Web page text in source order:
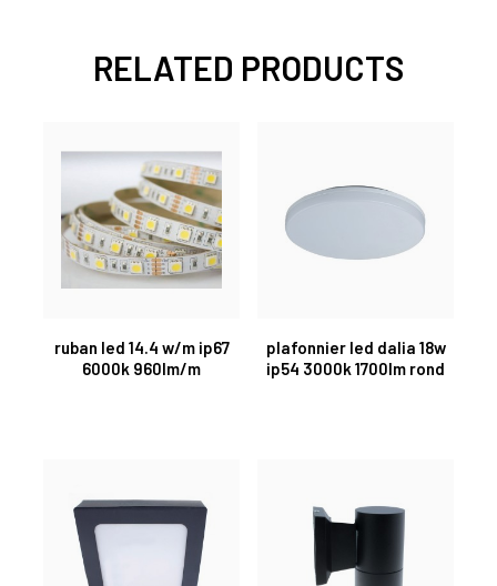
RELATED PRODUCTS
ruban led 14.4 w/m ip67
6000k 960lm/m
plafonnier led dalia 18w
ip54 3000k 1700lm rond